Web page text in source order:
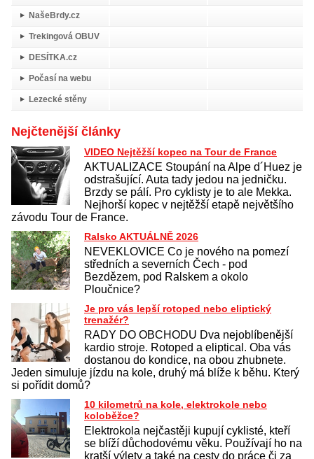
NašeBrdy.cz
Trekingová OBUV
DESÍTKA.cz
Počasí na webu
Lezecké stěny
Nejčtenější články
VIDEO Nejtěžší kopec na Tour de France
AKTUALIZACE Stoupání na Alpe d´Huez je
odstrašující. Auta tady jedou na jedničku.
Brzdy se pálí. Pro cyklisty je to ale Mekka.
Nejhorší kopec v nejtěžší etapě největšího
závodu Tour de France.
Ralsko AKTUÁLNĚ 2026
NEVEKLOVICE Co je nového na pomezí
středních a severních Čech - pod
Bezdězem, pod Ralskem a okolo
Ploučnice?
Je pro vás lepší rotoped nebo eliptický
trenažér?
RADY DO OBCHODU Dva nejoblíbenější
kardio stroje. Rotoped a eliptical. Oba vás
dostanou do kondice, na obou zhubnete.
Jeden simuluje jízdu na kole, druhý má blíže k běhu. Který
si pořídit domů?
10 kilometrů na kole, elektrokole nebo
koloběžce?
Elektrokola nejčastěji kupují cyklisté, kteří
se blíží důchodovému věku. Používají ho na
kratší výlety a také na cesty do práce či za